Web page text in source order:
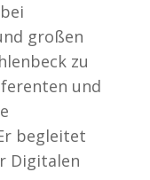
großen
zu
und
begleitet
Digitalen